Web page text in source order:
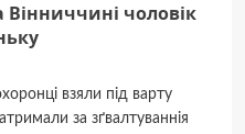
Вінниччині чоловік
взяли під варту
за зґвалтуваннія